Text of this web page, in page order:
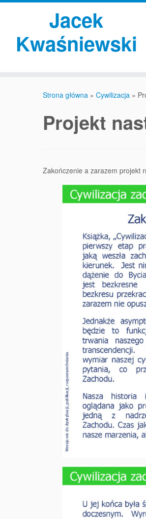
Przejdź
Jacek
Kwaśniewski
Strona główna » Cywilizacja »
Projekt
Zakończenie a zarazem projekt